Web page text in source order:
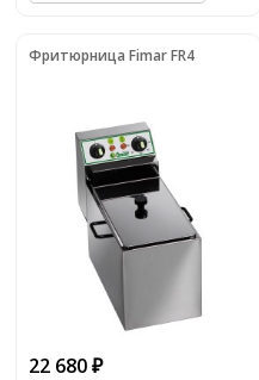
Фритюрница Fimar FR4
22 680 ₽